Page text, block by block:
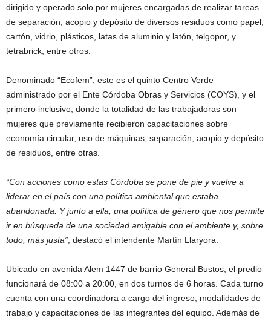
dirigido y operado solo por mujeres encargadas de realizar tareas
de separación, acopio y depósito de diversos residuos como papel,
cartón, vidrio, plásticos, latas de aluminio y latón, telgopor, y
tetrabrick, entre otros.
Denominado “Ecofem”, este es el quinto Centro Verde
administrado por el Ente Córdoba Obras y Servicios (COYS), y el
primero inclusivo, donde la totalidad de las trabajadoras son
mujeres que previamente recibieron capacitaciones sobre
economía circular, uso de máquinas, separación, acopio y depósito
de residuos, entre otras.
“Con acciones como estas Córdoba se pone de pie y vuelve a
liderar en el país con una política ambiental que estaba
abandonada. Y junto a ella, una política de género que nos permite
ir en búsqueda de una sociedad amigable con el ambiente y, sobre
todo, más justa” , destacó el intendente Martín Llaryora.
Ubicado en avenida Alem 1447 de barrio General Bustos, el predio
funcionará de 08:00 a 20:00, en dos turnos de 6 horas. Cada turno
cuenta con una coordinadora a cargo del ingreso, modalidades de
trabajo y capacitaciones de las integrantes del equipo. Además de